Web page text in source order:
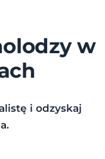
w
i odzyskaj